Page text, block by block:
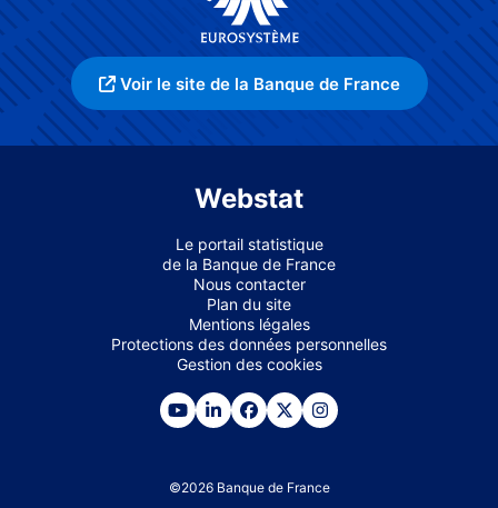
Voir le site de la Banque de France
Webstat
Le portail statistique
de la Banque de France
Nous contacter
Plan du site
Mentions légales
Protections des données personnelles
Gestion des cookies
©2026 Banque de France